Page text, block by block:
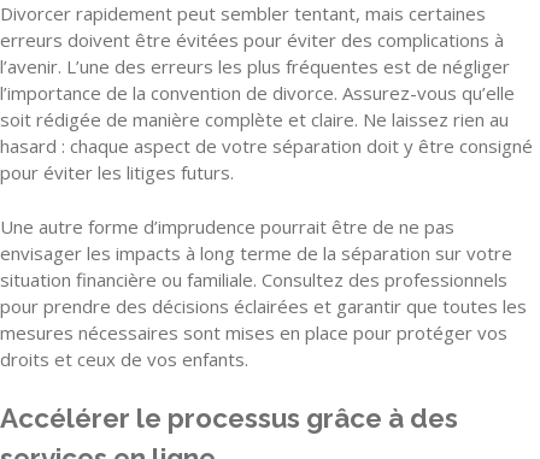
Divorcer rapidement peut sembler tentant, mais certaines
erreurs doivent être évitées pour éviter des complications à
l’avenir. L’une des erreurs les plus fréquentes est de négliger
l’importance de la convention de divorce. Assurez-vous qu’elle
soit rédigée de manière complète et claire. Ne laissez rien au
hasard : chaque aspect de votre séparation doit y être consigné
pour éviter les litiges futurs.
Une autre forme d’imprudence pourrait être de ne pas
envisager les impacts à long terme de la séparation sur votre
situation financière ou familiale. Consultez des professionnels
pour prendre des décisions éclairées et garantir que toutes les
mesures nécessaires sont mises en place pour protéger vos
droits et ceux de vos enfants.
Accélérer le processus grâce à des